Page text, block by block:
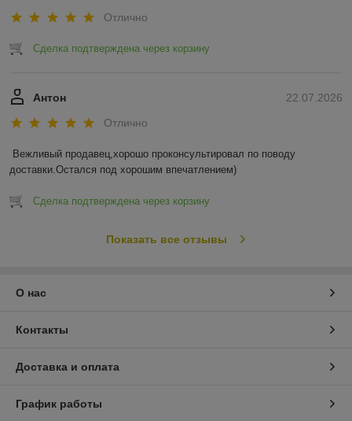
Отлично
Сделка подтверждена через корзину
22.07.2026
Антон
Отлично
Вежливый продавец,хорошо проконсультировал по поводу
доставки.Остался под хорошим впечатлением)
Сделка подтверждена через корзину
Показать все отзывы
О нас
Контакты
Доставка и оплата
График работы